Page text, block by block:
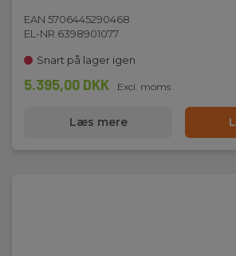
EAN 5706445290468
EL-NR 6398901077
Snart på lager igen
5.395,00 DKK Excl. moms
Læs mere